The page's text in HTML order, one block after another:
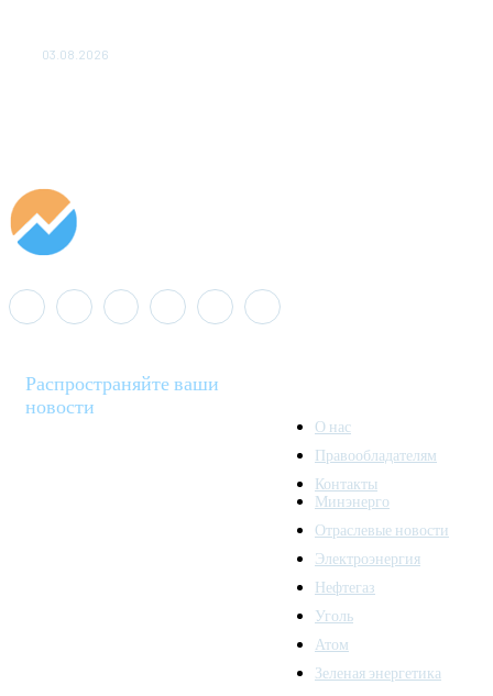
03.08.2026
Распространяйте ваши
новости
О нас
Правообладателям
Контакты
Минэнерго
Отраслевые новости
Электроэнергия
Нефтегаз
Уголь
Атом
Зеленая энергетика